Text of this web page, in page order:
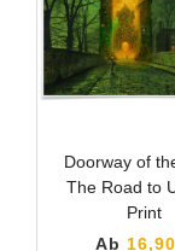
Doorway of
The Road to
Print
Ab